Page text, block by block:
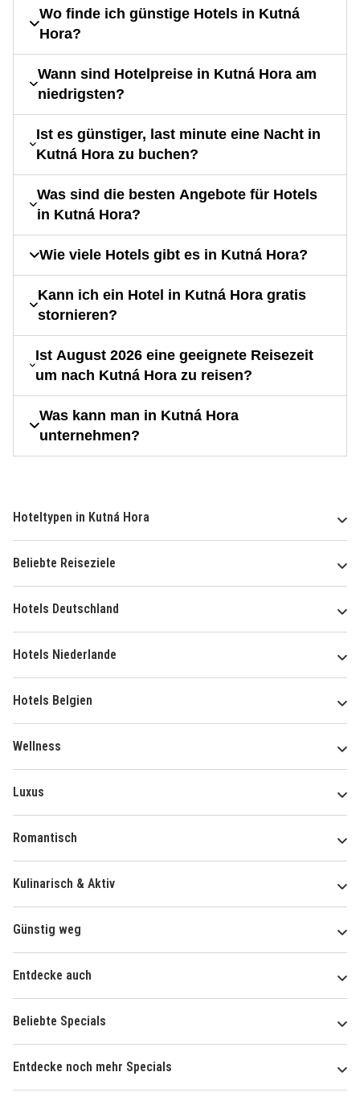
Wo finde ich günstige Hotels in Kutná
Hora?
Wann sind Hotelpreise in Kutná Hora am
niedrigsten?
Ist es günstiger, last minute eine Nacht in
Kutná Hora zu buchen?
Was sind die besten Angebote für Hotels
in Kutná Hora?
Wie viele Hotels gibt es in Kutná Hora?
Kann ich ein Hotel in Kutná Hora gratis
stornieren?
Ist August 2026 eine geeignete Reisezeit
um nach Kutná Hora zu reisen?
Was kann man in Kutná Hora
unternehmen?
Hoteltypen in Kutná Hora
Beliebte Reiseziele
Hotels Deutschland
Hotels Niederlande
Hotels Belgien
Wellness
Luxus
Romantisch
Kulinarisch & Aktiv
Günstig weg
Entdecke auch
Beliebte Specials
Entdecke noch mehr Specials